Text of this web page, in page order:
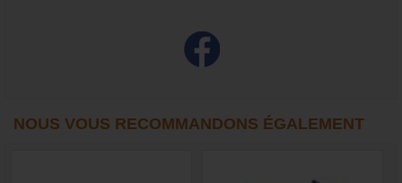
NOUS VOUS RECOMMANDONS ÉGALEMENT